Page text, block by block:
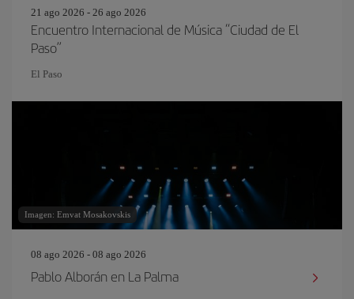
21 ago 2026 - 26 ago 2026
Encuentro Internacional de Música “Ciudad de El
Paso”
El Paso
Imagen: Emvat Mosakovskis
08 ago 2026 - 08 ago 2026
Pablo Alborán en La Palma